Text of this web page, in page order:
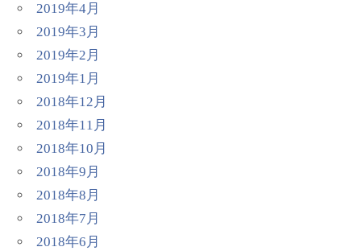
2019年4月
2019年3月
2019年2月
2019年1月
2018年12月
2018年11月
2018年10月
2018年9月
2018年8月
2018年7月
2018年6月